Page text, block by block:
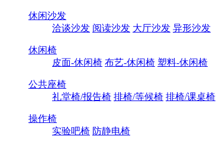
休闲沙发
洽谈沙发 阅读沙发 大厅沙发 异形沙发
休闲椅
皮面-休闲椅 布艺-休闲椅 塑料-休闲椅
公共座椅
礼堂椅/报告椅 排椅/等候椅 排椅/课桌椅
操作椅
实验吧椅 防静电椅